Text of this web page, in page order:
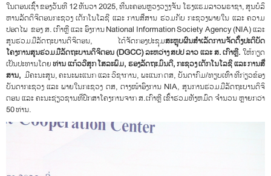
ໃນຕອນເຊົ້າ ຂອງວັນທີ 12 ທັນວາ 2025, ທີ່ນະຄອນຫຼວງວຽງຈັນ ໂຮງແຮມລາວພຣາຊາ, ສູນບໍລິ
ຫານລັດດິຈິຕອນກະຊວງ ເຕັກໂນໂລຊີ ແລະ ການສື່ສານ ຮ່ວມກັບ ກະຊວງພາຍໃນ ແລະ ຄວາມ
ປອດໄພ ຂອງ ສ. ເກົາຫຼີ ແລະ ອົງການ National Information Society Agency (NIA) ແລະ
ສູນຮ່ວມມືລັດຖະບານດິຈິຕອນ, ໄດ້ຈັດກອງປະຊຸມສະຫຼຸບຜົນສໍາເລັດການຈັດຕັ້ງປະຕິບັດ
ໂຄງການສູນຮ່ວມມືລັດຖະບານດິຈິຕອນ(DGCC)ລະຫວ່າງ ສປປ ລາວ ແລະ ສ. ເກົາຫຼີ. ໃຫ້ກຽດ
ເປັນປະທານໂດຍທ່ານ ແກ້ວວີສຸກ ໂສລະພົມ, ຮອງລັດຖະມົນຕີ, ກະຊວງ ເຕັກໂນໂລຊີ ແລະ ການສື່
ສານ, ມີຄະນະສູນ, ຄະນະພະແນກ ແລະ ວິຊາການ,​ ພະແນກ ຕສ, ບັນດາກົມ/ທຽບເທົ່າ ທີ່ກ່ຽວຂ້ອງ
ບັນດາກະຊວງ ແລະ ພາຍໃນກະຊວງ ຕສ, ຕາງໜ້າອົງການ NIA, ສູນການຮ່ວມມືລັດຖະບານດິຈິ
ຕອນ ແລະ ຄະນະຊ່ຽວຊານທີ່ປຶກສາໂຄງການຈາກ ສ.ເກົາຫຼີ ເຂົ້າຮ່ວມທັງຫມົດ ຈຳນວນ ຫຼາຍກວ່າ
50 ທ່ານ.